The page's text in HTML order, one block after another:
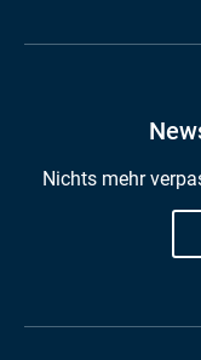
Nichts mehr